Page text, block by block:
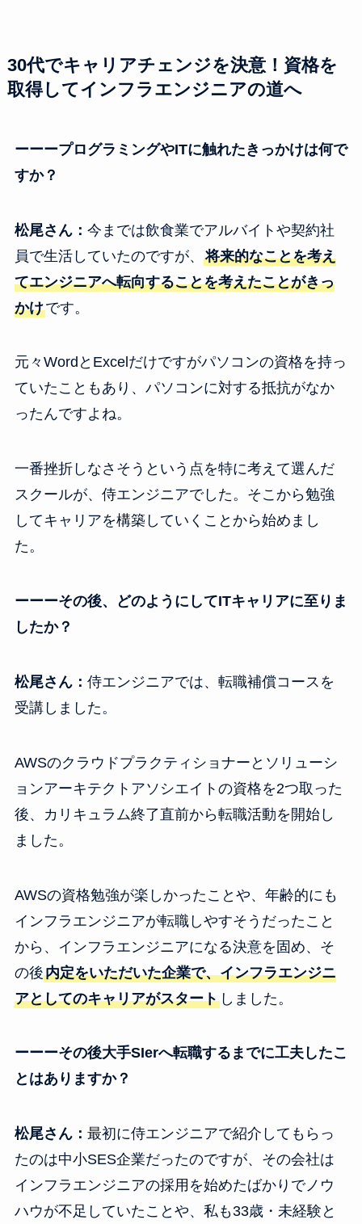
30代でキャリアチェンジを決意！資格を
取得してインフラエンジニアの道へ
ーーープログラミングやITに触れたきっかけは何で
すか？
松尾さん： 今までは飲食業でアルバイトや契約社
員で生活していたのですが、 将来的なことを考え
てエンジニアへ転向することを考えたことがきっ
かけです。
元々WordとExcelだけですがパソコンの資格を持っ
ていたこともあり、パソコンに対する抵抗がなか
ったんですよね。
一番挫折しなさそうという点を特に考えて選んだ
スクールが、侍エンジニアでした。そこから勉強
してキャリアを構築していくことから始めまし
た。
ーーーその後、どのようにしてITキャリアに至りま
したか？
松尾さん： 侍エンジニアでは、転職補償コースを
受講しました。
AWSのクラウドプラクティショナーとソリューシ
ョンアーキテクトアソシエイトの資格を2つ取った
後、カリキュラム終了直前から転職活動を開始し
ました。
AWSの資格勉強が楽しかったことや、年齢的にも
インフラエンジニアが転職しやすそうだったこと
から、インフラエンジニアになる決意を固め、そ
の後内定をいただいた企業で、インフラエンジニ
アとしてのキャリアがスタートしました。
ーーーその後大手SIerへ転職するまでに工夫したこ
とはありますか？
松尾さん： 最初に侍エンジニアで紹介してもらっ
たのは中小SES企業だったのですが、その会社は
インフラエンジニアの採用を始めたばかりでノウ
ハウが不足していたことや、私も33歳・未経験と